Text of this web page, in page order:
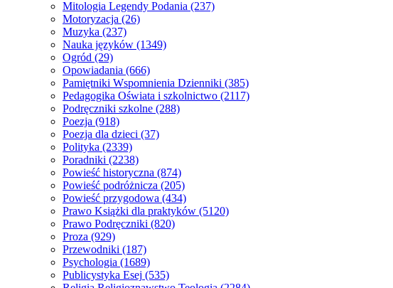
Mitologia Legendy Podania (237)
Motoryzacja (26)
Muzyka (237)
Nauka języków (1349)
Ogród (29)
Opowiadania (666)
Pamiętniki Wspomnienia Dzienniki (385)
Pedagogika Oświata i szkolnictwo (2117)
Podręczniki szkolne (288)
Poezja (918)
Poezja dla dzieci (37)
Polityka (2339)
Poradniki (2238)
Powieść historyczna (874)
Powieść podróżnicza (205)
Powieść przygodowa (434)
Prawo Książki dla praktyków (5120)
Prawo Podręczniki (820)
Proza (929)
Przewodniki (187)
Psychologia (1689)
Publicystyka Esej (535)